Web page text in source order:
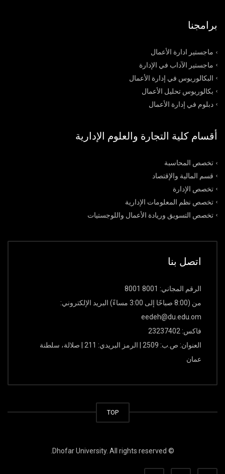
برامجنا
ماجستير ادارة الأعمال
ماجستير الآداب في الإدارة
البكالوريوس في إدارة الأعمال
بكالوريوس تحليل الأعمال
دبلوم في إدارة الأعمال
أقسام كلية التجارة والعلوم الإدارية
تخصص المحاسبة
قسم المالية والإقتصاد
تخصص الإدارة
تخصص نظم المعلومات الإدارية
تخصص التسويق وريادة الأعمال واللوجستيات
اتصل بنا
الرقم المجاني: 8001 8001
من (8:00 صباحًا إلى 3:00 مساءً) البريد الإلكتروني:
eedeh@du.edu.om
فاكس: 23237402
العنوان: ص.ب: 2509 | الرمز البريدي: 211 | صلالة، سلطنة
عمان
TOP
© Dhofar University. All rights reserved.